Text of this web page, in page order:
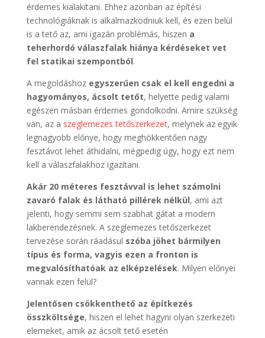
érdemes kialakítani. Ehhez azonban az építési
technológiáknak is alkalmazkodniuk kell, és ezen belül
is a tető az, ami igazán problémás, hiszen a
teherhordó válaszfalak hiánya kérdéseket vet
fel statikai szempontból.
A megoldáshoz egyszerűen csak el kell engedni a
hagyományos, ácsolt tetőt, helyette pedig valami
egészen másban érdemes gondolkodni. Amire szükség
van, az a szeglemezes tetőszerkezet, melynek az egyik
legnagyobb előnye, hogy meghökkentően nagy
fesztávot lehet áthidalni, mégpedig úgy, hogy ezt nem
kell a válaszfalakhoz igazítani.
Akár 20 méteres fesztávval is lehet számolni
zavaró falak és látható pillérek nélkül, ami azt
jelenti, hogy semmi sem szabhat gátat a modern
lakberendezésnek. A szeglemezes tetőszerkezet
tervezése során ráadásul szóba jöhet bármilyen
típus és forma, vagyis ezen a fronton is
megvalósíthatóak az elképzelések. Milyen előnyei
vannak ezen felül?
Jelentősen csökkenthető az építkezés
összköltsége, hiszen el lehet hagyni olyan szerkezeti
elemeket, amik az ácsolt tető esetén